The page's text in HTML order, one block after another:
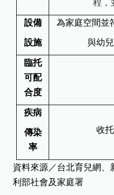
程，
設備
設施
為家庭空間並
與幼
臨托
可配
合度
疾病
傳染
率
收
資料來源／台北育兒網、
利部社會及家庭署